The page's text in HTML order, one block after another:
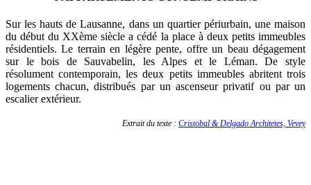
Sur les hauts de Lausanne, dans un quartier périurbain, une maison
du début du XXème siècle a cédé la place à deux petits immeubles
résidentiels. Le terrain en légère pente, offre un beau dégagement
sur le bois de Sauvabelin, les Alpes et le Léman. De style
résolument contemporain, les deux petits immeubles abritent trois
logements chacun, distribués par un ascenseur privatif ou par un
escalier extérieur.
Extrait du texte : Cristobal & Delgado Architetes, Vevey